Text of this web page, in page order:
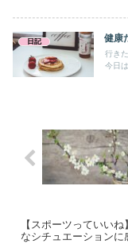
日記 健康
行き
今日
【スポーツっていい
なシチュエーションに